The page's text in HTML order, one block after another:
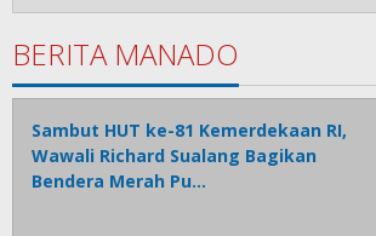
BERITA MANADO
Sambut HUT ke-81 Kemerdekaan RI,
Wawali Richard Sualang Bagikan
Bendera Merah Pu…